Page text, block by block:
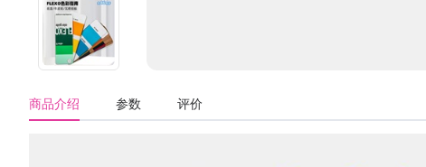
商品介绍 参数 评价